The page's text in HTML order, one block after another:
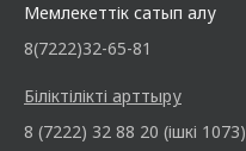
Мемлекеттік сатып алу
8(7222)32-65-81
Біліктілікті арттыру
8 (7222) 32 88 20 (ішкі 1073)